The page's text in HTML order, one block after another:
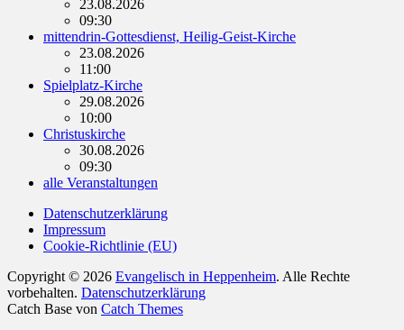
23.08.2026
09:30
mittendrin-Gottesdienst, Heilig-Geist-Kirche
23.08.2026
11:00
Spielplatz-Kirche
29.08.2026
10:00
Christuskirche
30.08.2026
09:30
alle Veranstaltungen
Datenschutzerklärung
Impressum
Cookie-Richtlinie (EU)
Copyright © 2026 Evangelisch in Heppenheim. Alle Rechte
vorbehalten. Datenschutzerklärung
Catch Base von Catch Themes